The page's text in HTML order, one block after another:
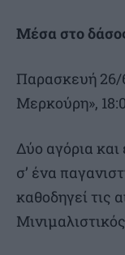
Μέσα στο
Παρασκευή 26/
Μερκούρη»,
Δύο αγόρια και
σ’ ένα
καθοδηγεί τις